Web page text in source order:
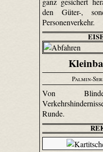
den Güter-,
Personenverkehr.
Palmin-
Von
Runde.